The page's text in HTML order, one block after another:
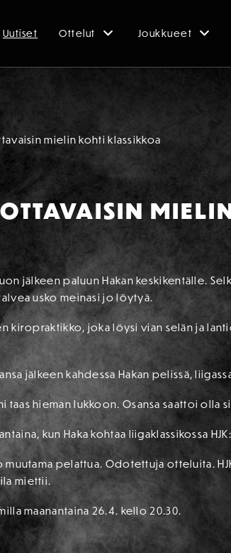
Uutiset Ottelut Joukkueet
mielin kohti klassikkoa
jälkeen paluun Hakan keskikentälle.
usko meinasi jo löytyä.
kiropraktikko, joka löysi vian selän ja
jälkeen kahdessa Hakan pelissä,
taas hieman lukkoon. Osansa saattoi
kun Haka kohtaa liigaklassikossa
muutama pelattua. Odotettuja otteluita.
miettii.
maanantaina 26.4. kello 20.30.